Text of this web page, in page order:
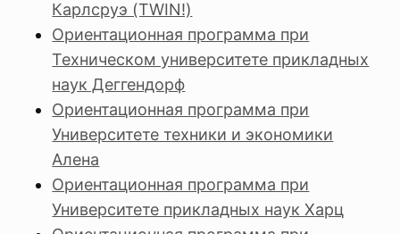
Карлсруэ (TWIN!)
Ориентационная программа при
Техническом университете прикладных
наук Деггендорф
Ориентационная программа при
Университете техники и экономики
Алена
Ориентационная программа при
Университете прикладных наук Харц